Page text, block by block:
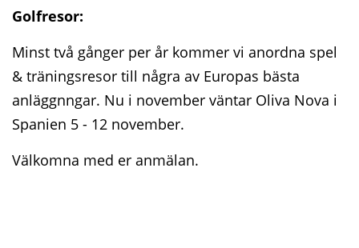
Golfresor:
Minst två gånger per år kommer vi anordna spel
& träningsresor till några av Europas bästa
anläggnngar. Nu i november väntar Oliva Nova i
Spanien 5 - 12 november.
Välkomna med er anmälan.